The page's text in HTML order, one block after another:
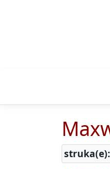
struka(e):